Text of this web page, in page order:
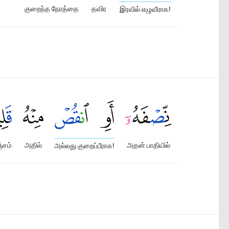
இரவில் எழுவீராக!
தவிர
குறைந்த நேரத்தை
அதன் பாதியில்
அல்லது குறைப்பீராக!
அதில்